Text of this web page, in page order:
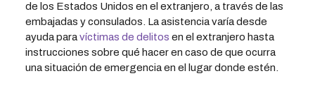
de los Estados Unidos en el extranjero, a través de las
embajadas y consulados. La asistencia varía desde
ayuda paravíctimas de delitos en el extranjero hasta
instrucciones sobre qué hacer en caso de que ocurra
una situación de emergencia en el lugar donde estén.